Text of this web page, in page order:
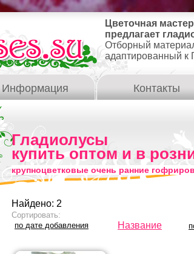
Цветочная
предлагает
Отборный
адаптированный к
Информация Контакты
Гладиолусы
купить оптом и в
крупноцветковые очень ранние
Найдено: 2
Сортировать:
по дате добавления
Название